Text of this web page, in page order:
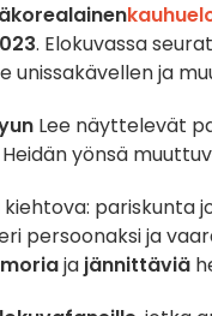
. Elokuvassa
unissakävellen ja
Lee näyttelevät
yönsä
pariskunta
persoonaksi ja
ja jännittäviä